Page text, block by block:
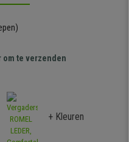
om te verzenden
+ Kleuren